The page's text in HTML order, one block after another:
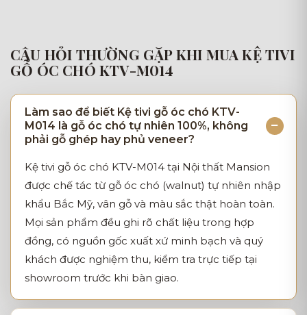
CÂU HỎI THƯỜNG GẶP KHI MUA KỆ TIVI
GỖ ÓC CHÓ KTV-M014
Làm sao để biết Kệ tivi gỗ óc chó KTV-
M014 là gỗ óc chó tự nhiên 100%, không
phải gỗ ghép hay phủ veneer?
Kệ tivi gỗ óc chó KTV-M014 tại Nội thất Mansion
được chế tác từ gỗ óc chó (walnut) tự nhiên nhập
khẩu Bắc Mỹ, vân gỗ và màu sắc thật hoàn toàn.
Mọi sản phẩm đều ghi rõ chất liệu trong hợp
đồng, có nguồn gốc xuất xứ minh bạch và quý
khách được nghiệm thu, kiểm tra trực tiếp tại
showroom trước khi bàn giao.